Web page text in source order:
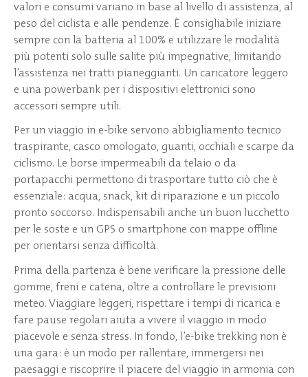
valori e consumi variano in base al livello di assistenza, al
peso del ciclista e alle pendenze. È consigliabile iniziare
sempre con la batteria al 100% e utilizzare le modalità
più potenti solo sulle salite più impegnative, limitando
l’assistenza nei tratti pianeggianti. Un caricatore leggero
e una powerbank per i dispositivi elettronici sono
accessori sempre utili.
Per un viaggio in e-bike servono abbigliamento tecnico
traspirante, casco omologato, guanti, occhiali e scarpe da
ciclismo. Le borse impermeabili da telaio o da
portapacchi permettono di trasportare tutto ciò che è
essenziale: acqua, snack, kit di riparazione e un piccolo
pronto soccorso. Indispensabili anche un buon lucchetto
per le soste e un GPS o smartphone con mappe offline
per orientarsi senza difficoltà.
Prima della partenza è bene verificare la pressione delle
gomme, freni e catena, oltre a controllare le previsioni
meteo. Viaggiare leggeri, rispettare i tempi di ricarica e
fare pause regolari aiuta a vivere il viaggio in modo
piacevole e senza stress. In fondo, l’e-bike trekking non è
una gara: è un modo per rallentare, immergersi nei
paesaggi e riscoprire il piacere del viaggio in armonia con